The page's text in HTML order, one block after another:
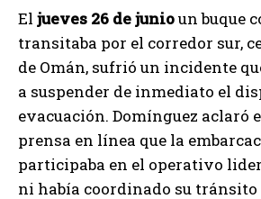
El jueves 26 de junioun buque
transitaba por el corredor sur,
de Omán, sufrió un incidente
a suspender de inmediato el
evacuación. Domínguez aclaró
prensa en línea que la
participaba en el operativo
ni había coordinado su tránsito